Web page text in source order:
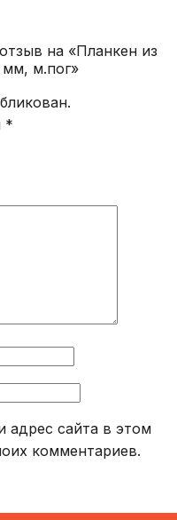
на «Планкен из
м.пог»
*
адрес сайта в этом
комментариев.